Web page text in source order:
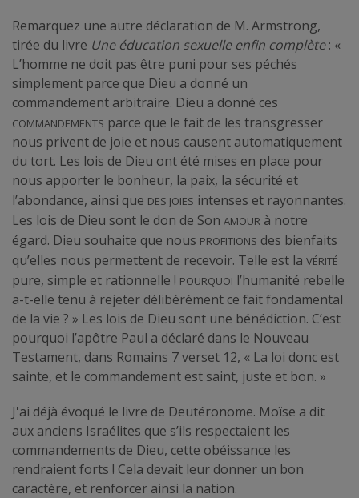
Remarquez une autre déclaration de M. Armstrong,
tirée du livre Une éducation sexuelle enfin complète: «
L’homme ne doit pas être puni pour ses péchés
simplement parce que Dieu a donné un
commandement arbitraire. Dieu a donné ces
commandements parce que le fait de les transgresser
nous privent de joie et nous causent automatiquement
du tort. Les lois de Dieu ont été mises en place pour
nous apporter le bonheur, la paix, la sécurité et
l’abondance, ainsi que des joies intenses et rayonnantes.
Les lois de Dieu sont le don de Son amour à notre
égard. Dieu souhaite que nous profitions des bienfaits
qu’elles nous permettent de recevoir. Telle est la vérité
pure, simple et rationnelle ! Pourquoi l’humanité rebelle
a-t-elle tenu à rejeter délibérément ce fait fondamental
de la vie ? » Les lois de Dieu sont une bénédiction. C’est
pourquoi l’apôtre Paul a déclaré dans le Nouveau
Testament, dans Romains 7 verset 12, « La loi donc est
sainte, et le commandement est saint, juste et bon. »
J'ai déjà évoqué le livre de Deutéronome. Moïse a dit
aux anciens Israélites que s’ils respectaient les
commandements de Dieu, cette obéissance les
rendraient forts ! Cela devait leur donner un bon
caractère, et renforcer ainsi la nation.